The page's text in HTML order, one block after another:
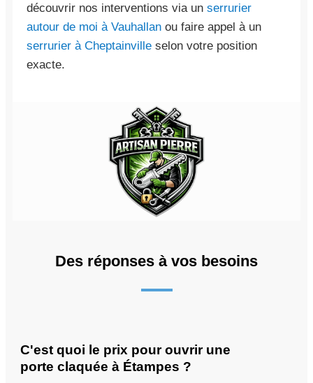
découvrir nos interventions via un serrurier
autour de moi à Vauhallan ou faire appel à un
serrurier à Cheptainville selon votre position
exacte.
Des réponses à vos besoins
C'est quoi le prix pour ouvrir une
porte claquée à Étampes ?